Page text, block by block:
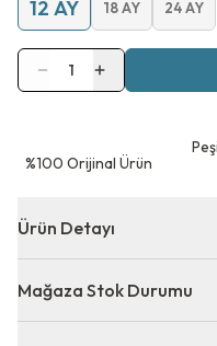
12 AY 18 AY 24 AY
1
⁠%100 Orijinal Ürün
Ürün Detayı
Mağaza Stok Durumu